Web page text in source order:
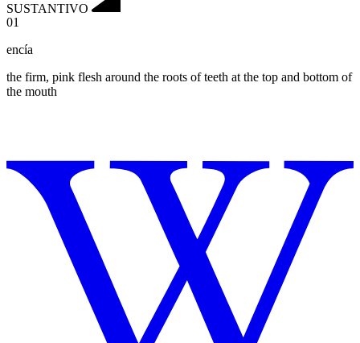
SUSTANTIVO
01
encía
the firm, pink flesh around the roots of teeth at the top and bottom of
the mouth